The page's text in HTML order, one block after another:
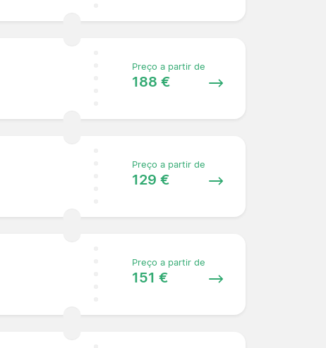
Preço a partir de
188 €
Preço a partir de
129 €
Preço a partir de
151 €